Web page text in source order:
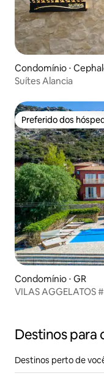
Condomínio ⋅
Suítes Alancia
Preferido dos
Preferido dos
Condomínio ⋅ GR
VILAS AGGELATOS
Destinos para
Destinos perto de